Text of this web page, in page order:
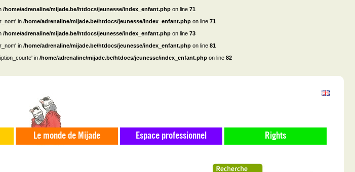
/home/adrenaline/mijade.be/htdocs/jeunesse/index_enfant.php on line 71
in /home/adrenaline/mijade.be/htdocs/jeunesse/index_enfant.php on line 71
/home/adrenaline/mijade.be/htdocs/jeunesse/index_enfant.php on line 73
in /home/adrenaline/mijade.be/htdocs/jeunesse/index_enfant.php on line 81
in /home/adrenaline/mijade.be/htdocs/jeunesse/index_enfant.php on line 82
Le monde de Mijade Espace professionnel Rights